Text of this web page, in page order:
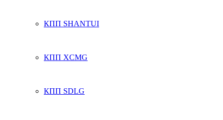
КПП SHANTUI
КПП XCMG
КПП SDLG